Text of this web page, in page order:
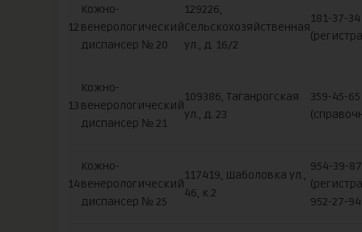
12
Кожно-
венерологический
диспансер № 20
129226,
Сельскохозяйственная
ул., д. 16/2
181-37-34
13
Кожно-
венерологический
диспансер № 21
109386, Таганрогская
ул., д. 23
359-45-65
14
Кожно-
венерологический
диспансер № 25
117419, Шаболовка ул.,
46, к.2
954-39-87
952-27-94